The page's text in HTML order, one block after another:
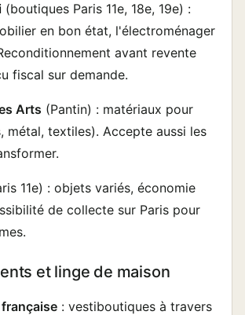
(boutiques Paris 11e, 18e, 19e) :
en bon état, l'électroménager
avant revente
fiscal sur demande.
Arts (Pantin) : matériaux pour
métal, textiles). Accepte aussi les
11e) : objets variés, économie
de collecte sur Paris pour
et linge de maison
: vestiboutiques à travers